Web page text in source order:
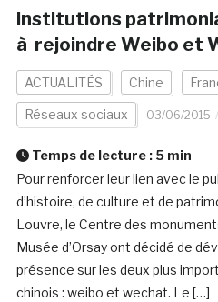
institutions
à rejoindre Weibo et
ACTUALITÉS Chine
Réseaux sociaux 03/06/2015
Temps de lecture : 5 min
Pour renforcer leur lien avec le
d’histoire, de culture et de
Louvre, le Centre des
Musée d’Orsay ont décidé de
présence sur les deux plus
chinois : weibo et wechat. Le […]